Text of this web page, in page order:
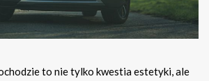
to nie tylko kwestia estetyki, ale